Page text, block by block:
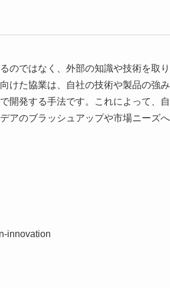
のではなく、外部の知識や技術を取
けた協業は、自社の技術や製品の強み
開発する手法です。これによって、
アのブラッシュアップや市場ニーズ
innovation